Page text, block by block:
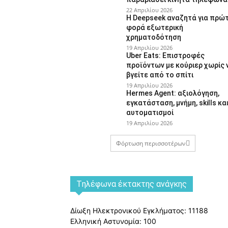
22 Απριλίου 2026
Η Deepseek αναζητά για
φορά εξωτερική
χρηματοδότηση
19 Απριλίου 2026
Uber Eats: Επιστροφές
προϊόντων με κούριερ χωρίς
βγείτε από το σπίτι
19 Απριλίου 2026
Hermes Agent: αξιολόγηση,
εγκατάσταση, μνήμη, skills και
αυτοματισμοί
19 Απριλίου 2026
Φόρτωση περισσοτέρων
Tηλέφωνα έκτακτης ανάγκης
Δίωξη Ηλεκτρονικού Εγκλήματος: 11188
Ελληνική Αστυνομία: 100